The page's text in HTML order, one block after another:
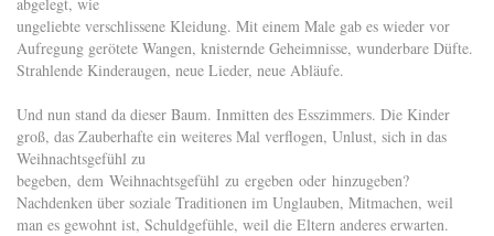
ungeliebte verschlissene Kleidung. Mit einem Male gab es wieder vor
Aufregung gerötete Wangen, knisternde Geheimnisse, wunderbare Düfte.
Strahlende Kinderaugen, neue Lieder, neue Abläufe.
Und nun stand da dieser Baum. Inmitten des Esszimmers. Die Kinder
groß, das Zauberhafte ein weiteres Mal verflogen, Unlust, sich in das
Weihnachtsgefühl zu
begeben, dem Weihnachtsgefühl zu ergeben oder hinzugeben?
Nachdenken über soziale Traditionen im Unglauben, Mitmachen, weil
man es gewohnt ist, Schuldgefühle, weil die Eltern anderes erwarten.